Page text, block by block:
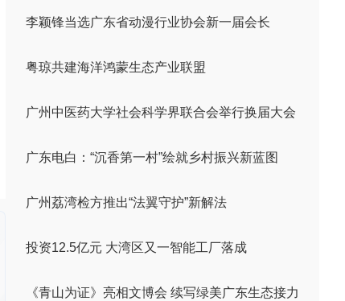
李颖锋当选广东省动漫行业协会新一届会长
粤琼共建海洋鸿蒙生态产业联盟
广州中医药大学社会科学界联合会举行换届大会
广东电白：“沉香第一村”绘就乡村振兴新蓝图
广州荔湾检方推出“法翼守护”新解法
投资12.5亿元 大湾区又一智能工厂落成
《青山为证》亮相文博会 续写绿美广东生态接力